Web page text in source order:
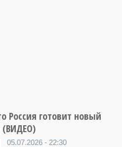
Россия готовит новый
(ВИДЕО)
05.07.2026 - 22:30